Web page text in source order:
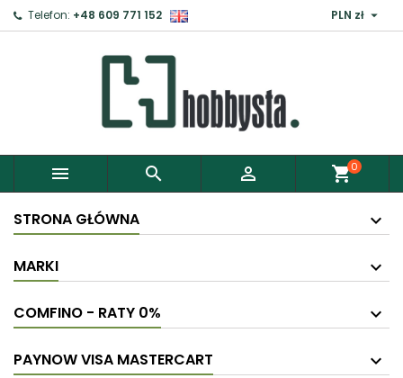
Telefon: +48 609 771 152 PLN zł 
   shopping_cart0
STRONA GŁÓWNA
MARKI
COMFINO - RATY 0%
PAYNOW VISA MASTERCART